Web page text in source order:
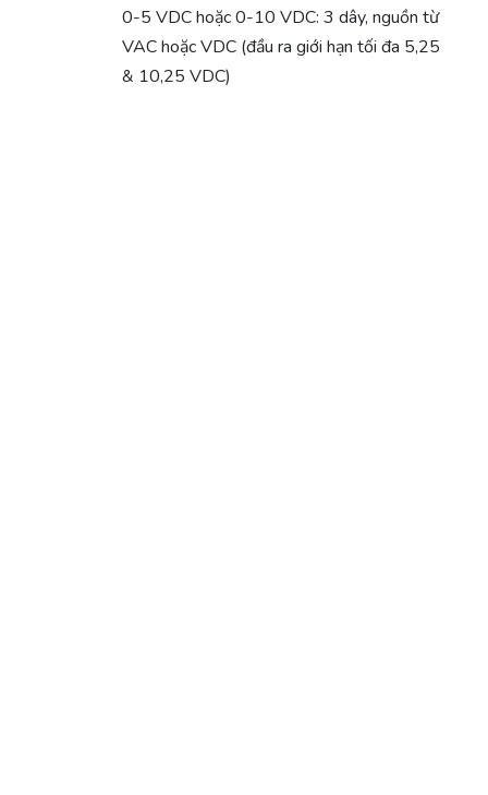
0-5 VDC hoặc 0-10 VDC: 3 dây, nguồn từ
VAC hoặc VDC (đầu ra giới hạn tối đa 5,25
& 10,25 VDC)